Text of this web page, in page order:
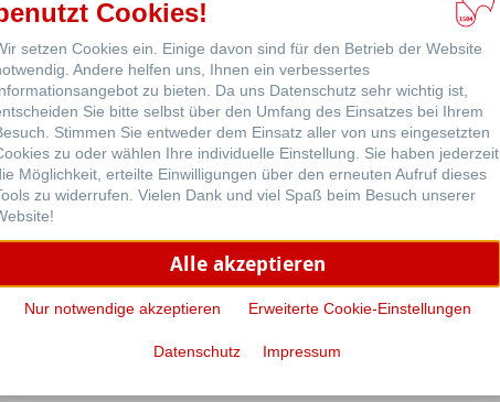
Cappuccino
Cookies!
setzen Cookies ein. Einige davon sind für den Betrieb der Website
Andere helfen uns, Ihnen ein verbessertes
zu bieten. Da uns Datenschutz sehr wichtig ist,
Sie bitte selbst über den Umfang des Einsatzes bei Ihrem
Stimmen Sie entweder dem Einsatz aller von uns eingesetzten
zu oder wählen Ihre individuelle Einstellung. Sie haben jederzeit
Möglichkeit, erteilte Einwilligungen über den erneuten Aufruf dieses
zu widerrufen. Vielen Dank und viel Spaß beim Besuch unserer
Alle akzeptieren
Nur notwendige akzeptieren Erweiterte Cookie-Einstellungen
Datenschutz Impressum